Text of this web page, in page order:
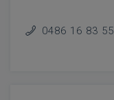
0486 16 83 55